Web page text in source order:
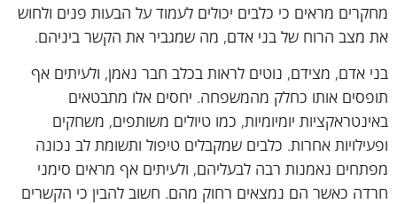
מחקרים מראים כי כלבים יכולים לעמוד על הבעות פנים ולחוש
את מצב הרוח של בני אדם, מה שמגביר את הקשר ביניהם.
בני אדם, מצידם, נוטים לראות בכלב חבר נאמן, ולעיתים אף
תופסים אותו כחלק מהמשפחה. יחסים אלו מתבטאים
באינטראקציות יומיומיות, כמו טיולים משותפים, משחקים
ופעילויות אחרות. כלבים שמקבלים טיפול ותשומת לב נכונה
מפתחים נאמנות רבה לבעליהם, ולעיתים אף מראים סימני
חרדה כאשר הם נמצאים רחוק מהם. חשוב להבין כי הקשרים